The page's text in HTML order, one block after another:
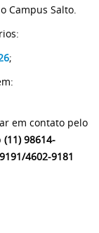
Campus Salto.
;
em contato pelo
(11) 98614-
4602-9181